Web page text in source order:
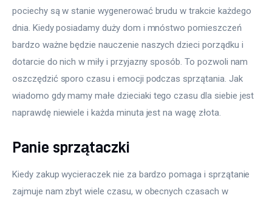
pociechy są w stanie wygenerować brudu w trakcie każdego
dnia. Kiedy posiadamy duży dom i mnóstwo pomieszczeń
bardzo ważne będzie nauczenie naszych dzieci porządku i
dotarcie do nich w miły i przyjazny sposób. To pozwoli nam
oszczędzić sporo czasu i emocji podczas sprzątania. Jak
wiadomo gdy mamy małe dzieciaki tego czasu dla siebie jest
naprawdę niewiele i każda minuta jest na wagę złota.
Panie sprzątaczki
Kiedy zakup wycieraczek nie za bardzo pomaga i sprzątanie
zajmuje nam zbyt wiele czasu, w obecnych czasach w